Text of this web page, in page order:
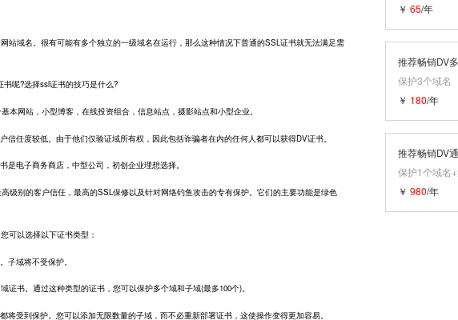
站域名。很有可能有多个独立的一级域名在运行，那么这种情况下普通的SSL证书就无法满足需
呢?选择ssl证书的技巧是什么?
本网站，小型博客，在线投资组合，信息站点，摄影站点和小型企业。
信任度较低。由于他们仅验证域所有权，因此包括诈骗者在内的任何人都可以获得DV证书。
电子商务商店，中型公司，初创企业理想选择。
级别的客户信任，最高的SSL保修以及针对网络钓鱼攻击的专有保护。它们的主要功能是绿色
可以选择以下证书类型：
子域将不受保护。
书。通过这种类型的证书，您可以保护多个域和子域(最多100个)。
受到保护。您可以添加无限数量的子域，而不必重新部署证书，这使操作变得更加容易。
￥ 65/年
推荐畅销DV
保护3个域名
￥ 180/年
推荐畅销DV
保护1个域名
￥ 980/年